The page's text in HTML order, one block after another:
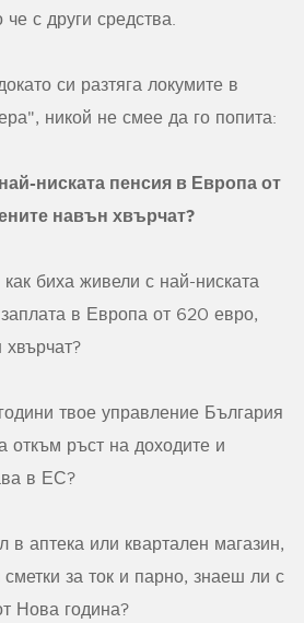
с други средства.
си разтяга локумите в
никой не смее да го попита:
ниската пенсия в Европа от
навън хвърчат?
биха живели с най-ниската
в Европа от 620 евро,
хвърчат?
твое управление България
откъм ръст на доходите и
в ЕС?
в аптека или квартален магазин,
за ток и парно, знаеш ли с
Нова година?